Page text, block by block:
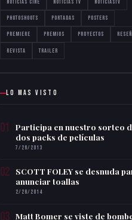
noticias cine noticias tv noticiastv
photoshoots portadas posters
premiere premios proyectos
revista trailer
LO MAS VISTO
01
Participa en nuestro sorteo
dos packs de películas
7/26/2013
02
SCOTT FOLEY se desnuda
anunciar toallas
2/26/2014
03 Matt Bomer se viste de